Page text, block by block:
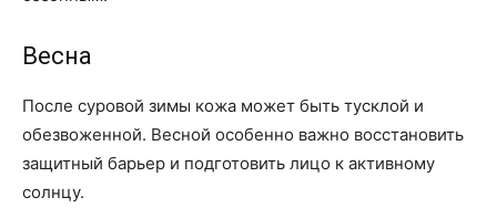
Весна
После суровой зимы кожа может быть тусклой и
обезвоженной. Весной особенно важно восстановить
защитный барьер и подготовить лицо к активному
солнцу.